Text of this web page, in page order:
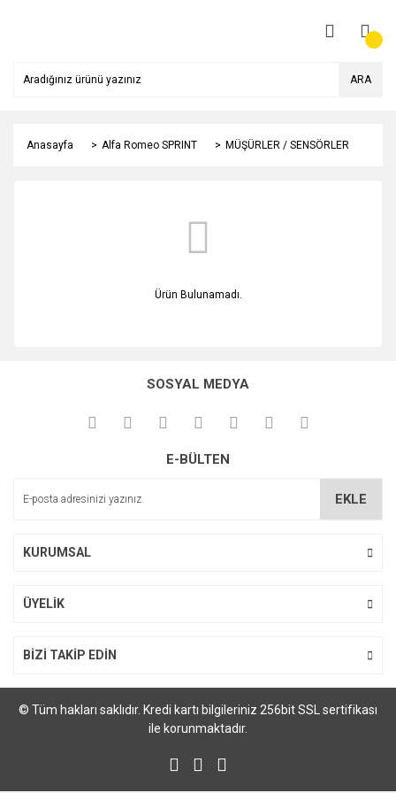
ARA
Anasayfa Alfa Romeo SPRINT MÜŞÜRLER / SENSÖRLER
Ürün Bulunamadı.
SOSYAL MEDYA
E-BÜLTEN
EKLE
KURUMSAL
ÜYELİK
BİZİ TAKİP EDİN
© Tüm hakları saklıdır. Kredi kartı bilgileriniz 256bit SSL sertifikası
ile korunmaktadır.